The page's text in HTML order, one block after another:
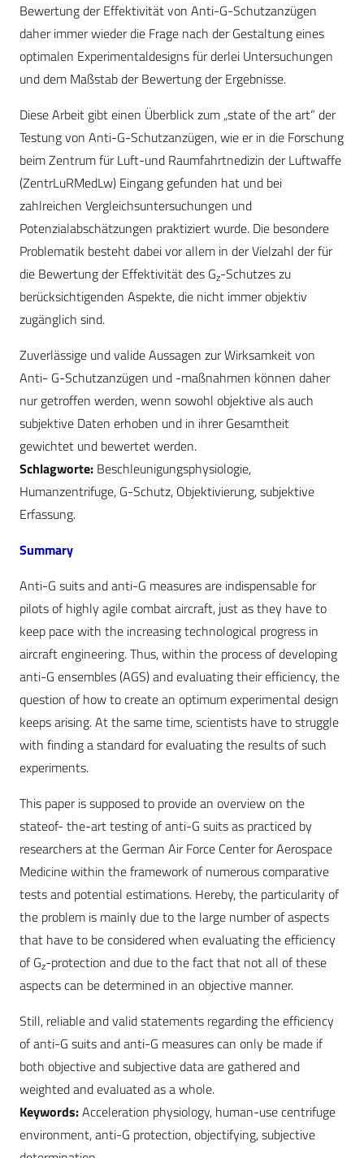
Bewertung der Effektivität von Anti-G-Schutzanzügen
daher immer wieder die Frage nach der Gestaltung eines
optimalen Experimentaldesigns für derlei Untersuchungen
und dem Maßstab der Bewertung der Ergebnisse.
Diese Arbeit gibt einen Überblick zum „state of the art“ der
Testung von Anti-G-Schutzanzügen, wie er in die Forschung
beim Zentrum für Luft-und Raumfahrtnedizin der Luftwaffe
(ZentrLuRMedLw) Eingang gefunden hat und bei
zahlreichen Vergleichsuntersuchungen und
Potenzialabschätzungen praktiziert wurde. Die besondere
Problematik besteht dabei vor allem in der Vielzahl der für
die Bewertung der Effektivität des Gz-Schutzes zu
berücksichtigenden Aspekte, die nicht immer objektiv
zugänglich sind.
Zuverlässige und valide Aussagen zur Wirksamkeit von
Anti- G-Schutzanzügen und -maßnahmen können daher
nur getroffen werden, wenn sowohl objektive als auch
subjektive Daten erhoben und in ihrer Gesamtheit
gewichtet und bewertet werden.
Schlagworte: Beschleunigungsphysiologie,
Humanzentrifuge, G-Schutz, Objektivierung, subjektive
Erfassung.
Summary
Anti-G suits and anti-G measures are indispensable for
pilots of highly agile combat aircraft, just as they have to
keep pace with the increasing technological progress in
aircraft engineering. Thus, within the process of developing
anti-G ensembles (AGS) and evaluating their efficiency, the
question of how to create an optimum experimental design
keeps arising. At the same time, scientists have to struggle
with finding a standard for evaluating the results of such
experiments.
This paper is supposed to provide an overview on the
stateof- the-art testing of anti-G suits as practiced by
researchers at the German Air Force Center for Aerospace
Medicine within the framework of numerous comparative
tests and potential estimations. Hereby, the particularity of
the problem is mainly due to the large number of aspects
that have to be considered when evaluating the efficiency
of Gz-protection and due to the fact that not all of these
aspects can be determined in an objective manner.
Still, reliable and valid statements regarding the efficiency
of anti-G suits and anti-G measures can only be made if
both objective and subjective data are gathered and
weighted and evaluated as a whole.
Keywords:Acceleration physiology, human-use centrifuge
environment, anti-G protection, objectifying, subjective